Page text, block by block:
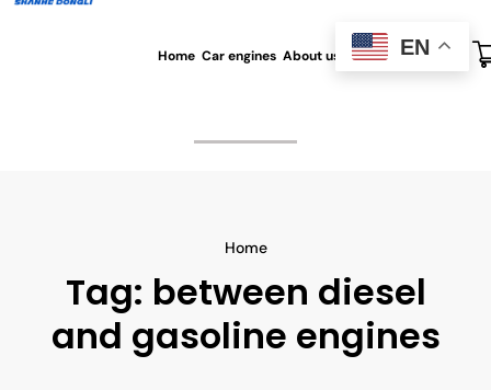
Home Car engines About us All blog Contact us
Home
Tag: between diesel
and gasoline engines
EN